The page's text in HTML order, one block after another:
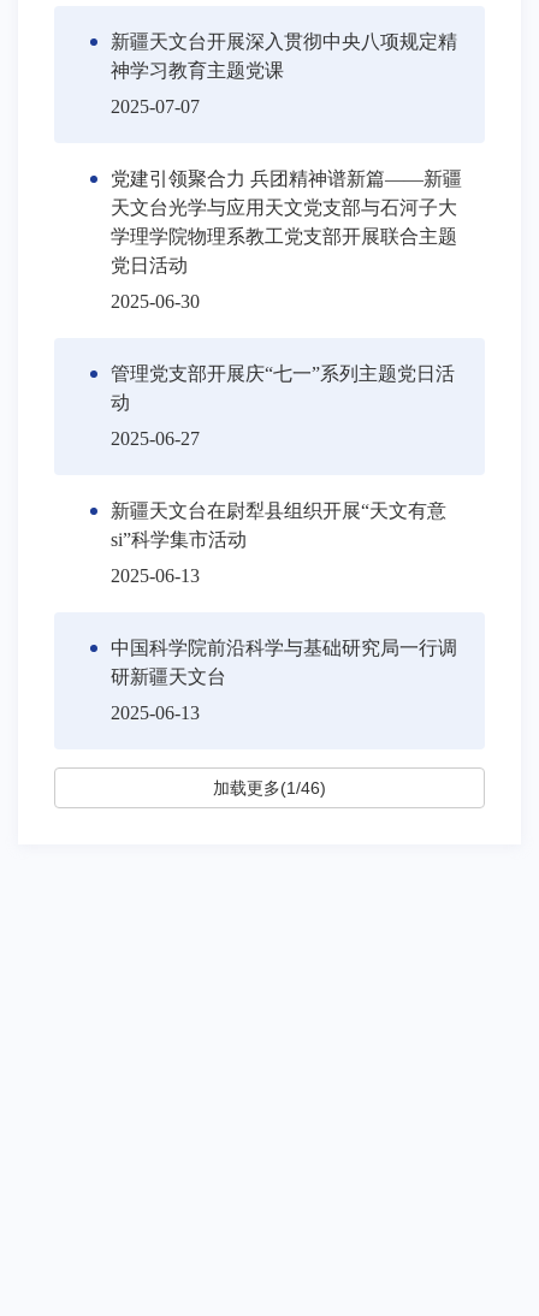
新疆天文台开展深入贯彻中央八项规定精
神学习教育主题党课
2025-07-07
党建引领聚合力 兵团精神谱新篇——新疆
天文台光学与应用天文党支部与石河子大
学理学院物理系教工党支部开展联合主题
党日活动
2025-06-30
管理党支部开展庆“七一”系列主题党日活
动
2025-06-27
新疆天文台在尉犁县组织开展“天文有意
si”科学集市活动
2025-06-13
中国科学院前沿科学与基础研究局一行调
研新疆天文台
2025-06-13
加载更多(1/46)